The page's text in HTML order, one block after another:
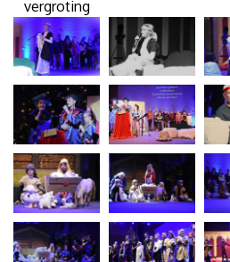
vergroting